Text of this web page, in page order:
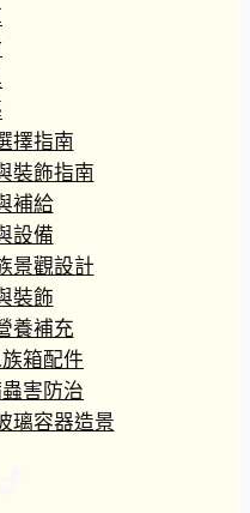
擇指南
裝飾指南
補給
設備
景觀設計
裝飾
養補充
箱配件
害防治
璃容器造景